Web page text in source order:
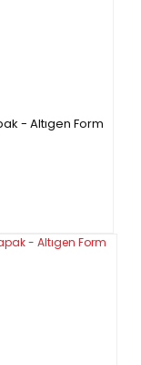
- Altıgen Form